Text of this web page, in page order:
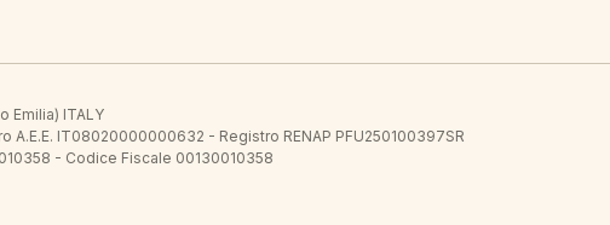
Emilia) ITALY
IT08020000000632 - Registro RENAP PFU250100397SR
- Codice Fiscale 00130010358